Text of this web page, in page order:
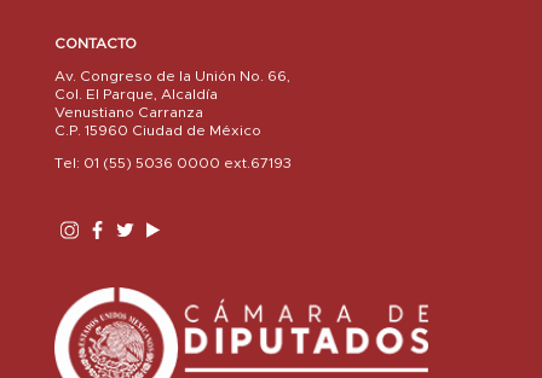
CONTACTO
Av. Congreso de la Unión No. 66,
Col. El Parque, Alcaldía
Venustiano Carranza
C.P. 15960 Ciudad de México
Tel: 01 (55) 5036 0000 ext.67193